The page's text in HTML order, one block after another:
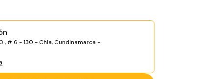
, # 6 - 130 - Chía, Cundinamarca -